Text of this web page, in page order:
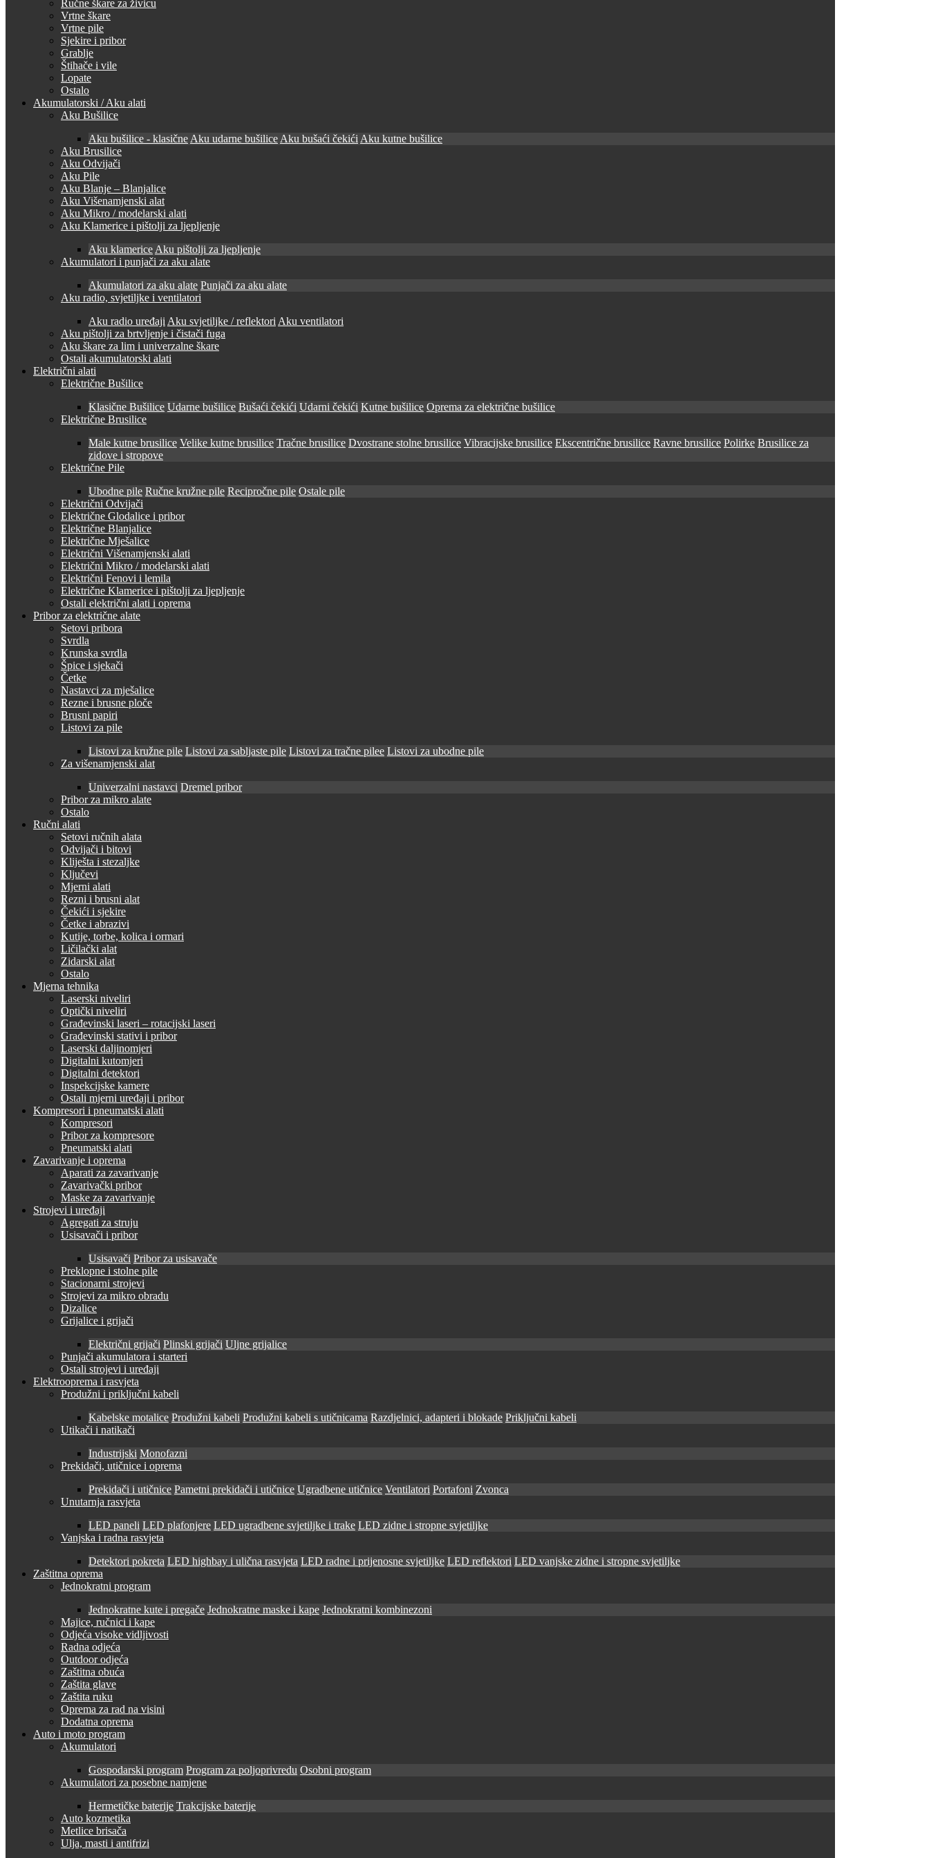
Ručne škare za živicu
Vrtne škare
Vrtne pile
Sjekire i pribor
Grablje
Štihače i vile
Lopate
Ostalo
Akumulatorski / Aku alati
Aku Bušilice
Aku bušilice - klasične Aku udarne bušilice Aku bušaći čekići Aku kutne bušilice
Aku Brusilice
Aku Odvijači
Aku Pile
Aku Blanje – Blanjalice
Aku Višenamjenski alat
Aku Mikro / modelarski alati
Aku Klamerice i pištolji za ljepljenje
Aku klamerice Aku pištolji za ljepljenje
Akumulatori i punjači za aku alate
Akumulatori za aku alate Punjači za aku alate
Aku radio, svjetiljke i ventilatori
Aku radio uređaji Aku svjetiljke / reflektori Aku ventilatori
Aku pištolji za brtvljenje i čistači fuga
Aku škare za lim i univerzalne škare
Ostali akumulatorski alati
Električni alati
Električne Bušilice
Klasične Bušilice Udarne bušilice Bušaći čekići Udarni čekići Kutne bušilice Oprema za električne bušilice
Električne Brusilice
Male kutne brusilice Velike kutne brusilice Tračne brusilice Dvostrane stolne brusilice Vibracijske brusilice Ekscentrične brusilice Ravne brusilice Polirke Brusilice za
zidove i stropove
Električne Pile
Ubodne pile Ručne kružne pile Recipročne pile Ostale pile
Električni Odvijači
Električne Glodalice i pribor
Električne Blanjalice
Električne Mješalice
Električni Višenamjenski alati
Električni Mikro / modelarski alati
Električni Fenovi i lemila
Električne Klamerice i pištolji za ljepljenje
Ostali električni alati i oprema
Pribor za električne alate
Setovi pribora
Svrdla
Krunska svrdla
Špice i sjekači
Četke
Nastavci za mješalice
Rezne i brusne ploče
Brusni papiri
Listovi za pile
Listovi za kružne pile Listovi za sabljaste pile Listovi za tračne pilee Listovi za ubodne pile
Za višenamjenski alat
Univerzalni nastavci Dremel pribor
Pribor za mikro alate
Ostalo
Ručni alati
Setovi ručnih alata
Odvijači i bitovi
Kliješta i stezaljke
Ključevi
Mjerni alati
Rezni i brusni alat
Čekići i sjekire
Četke i abrazivi
Kutije, torbe, kolica i ormari
Ličilački alat
Zidarski alat
Ostalo
Mjerna tehnika
Laserski niveliri
Optički niveliri
Građevinski laseri – rotacijski laseri
Građevinski stativi i pribor
Laserski daljinomjeri
Digitalni kutomjeri
Digitalni detektori
Inspekcijske kamere
Ostali mjerni uređaji i pribor
Kompresori i pneumatski alati
Kompresori
Pribor za kompresore
Pneumatski alati
Zavarivanje i oprema
Aparati za zavarivanje
Zavarivački pribor
Maske za zavarivanje
Strojevi i uređaji
Agregati za struju
Usisavači i pribor
Usisavači Pribor za usisavače
Preklopne i stolne pile
Stacionarni strojevi
Strojevi za mikro obradu
Dizalice
Grijalice i grijači
Električni grijači Plinski grijači Uljne grijalice
Punjači akumulatora i starteri
Ostali strojevi i uređaji
Elektrooprema i rasvjeta
Produžni i priključni kabeli
Kabelske motalice Produžni kabeli Produžni kabeli s utičnicama Razdjelnici, adapteri i blokade Priključni kabeli
Utikači i natikači
Industrijski Monofazni
Prekidači, utičnice i oprema
Prekidači i utičnice Pametni prekidači i utičnice Ugradbene utičnice Ventilatori Portafoni Zvonca
Unutarnja rasvjeta
LED paneli LED plafonjere LED ugradbene svjetiljke i trake LED zidne i stropne svjetiljke
Vanjska i radna rasvjeta
Detektori pokreta LED highbay i ulična rasvjeta LED radne i prijenosne svjetiljke LED reflektori LED vanjske zidne i stropne svjetiljke
Zaštitna oprema
Jednokratni program
Jednokratne kute i pregače Jednokratne maske i kape Jednokratni kombinezoni
Majice, ručnici i kape
Odjeća visoke vidljivosti
Radna odjeća
Outdoor odjeća
Zaštitna obuća
Zaštita glave
Zaštita ruku
Oprema za rad na visini
Dodatna oprema
Auto i moto program
Akumulatori
Gospodarski program Program za poljoprivredu Osobni program
Akumulatori za posebne namjene
Hermetičke baterije Trakcijske baterije
Auto kozmetika
Metlice brisača
Ulja, masti i antifrizi